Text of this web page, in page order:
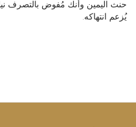
حنث اليمين وأنك مُفوض بالتصرف
يُزعم انتهاكه.